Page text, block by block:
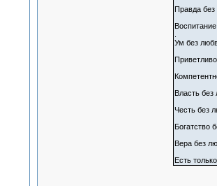
Правда без
Ум без
Власть без
Честь без
Богатство
Вера без
Есть